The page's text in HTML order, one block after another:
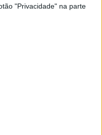
"Privacidade" na parte
outras localidades”.